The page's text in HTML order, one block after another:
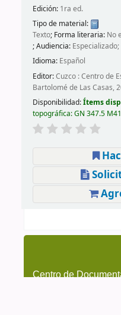
Edición: 1ra ed.
Tipo de material:
Texto; Forma literaria: No
; Audiencia: Especializado;
Idioma: Español
Editor:Cuzco : Centro de
Bartolomé de Las Casas,
Disponibilidad:Ítems
topográfica:GN 347.5 M41
Centro de